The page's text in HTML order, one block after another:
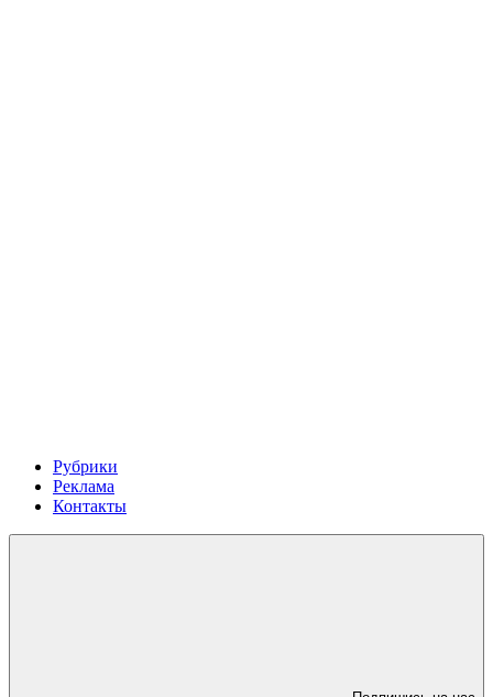
Рубрики
Реклама
Контакты